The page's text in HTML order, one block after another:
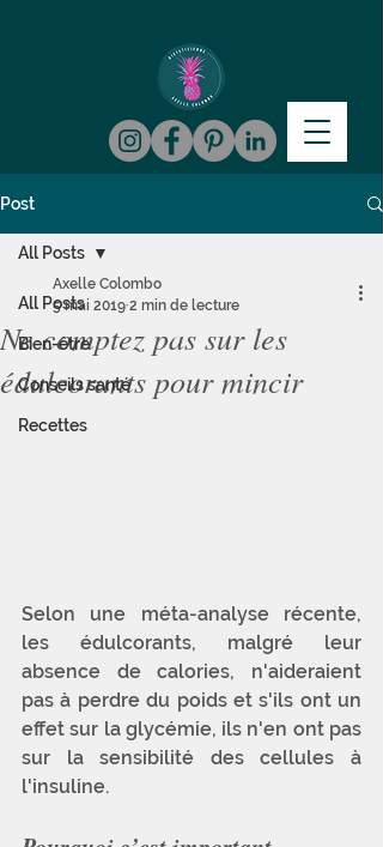
Post
All Posts
Bien-être
Conseils santé
Recettes
All Posts
Ne comptez pas sur les
édulcorants pour mincir
Axelle Colombo
5 mai 2019 2 min de lecture
Selon une méta-analyse récente,
les édulcorants, malgré leur
absence de calories, n'aideraient
pas à perdre du poids et s'ils ont un
effet sur la glycémie, ils n'en ont pas
sur la sensibilité des cellules à
l'insuline.